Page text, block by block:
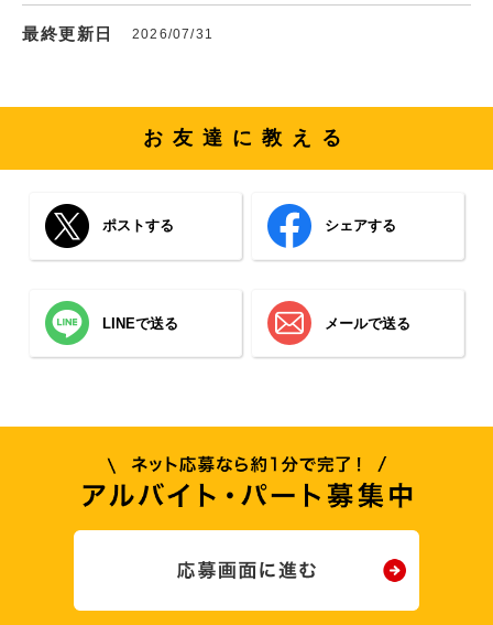
最終更新日 2026/07/31
お友達に教える
ポストする シェアする
LINEで送る メールで送る